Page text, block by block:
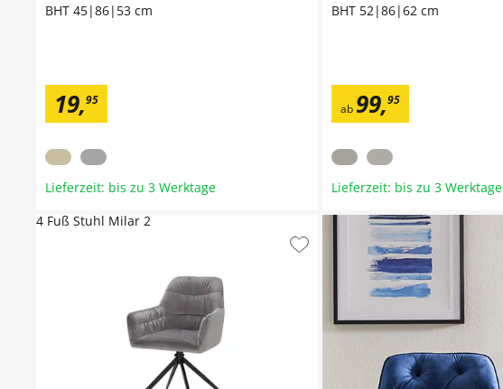
BHT 45|86|53 cm
19,95
Lieferzeit: bis zu 3 Werktage
BHT 52|86|62 cm
ab 99,95
Lieferzeit: bis zu 3 Werktage
4 Fuß Stuhl Milar 2